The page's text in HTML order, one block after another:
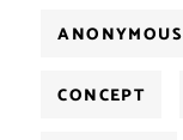
ANONYMOUS
CONCEPT